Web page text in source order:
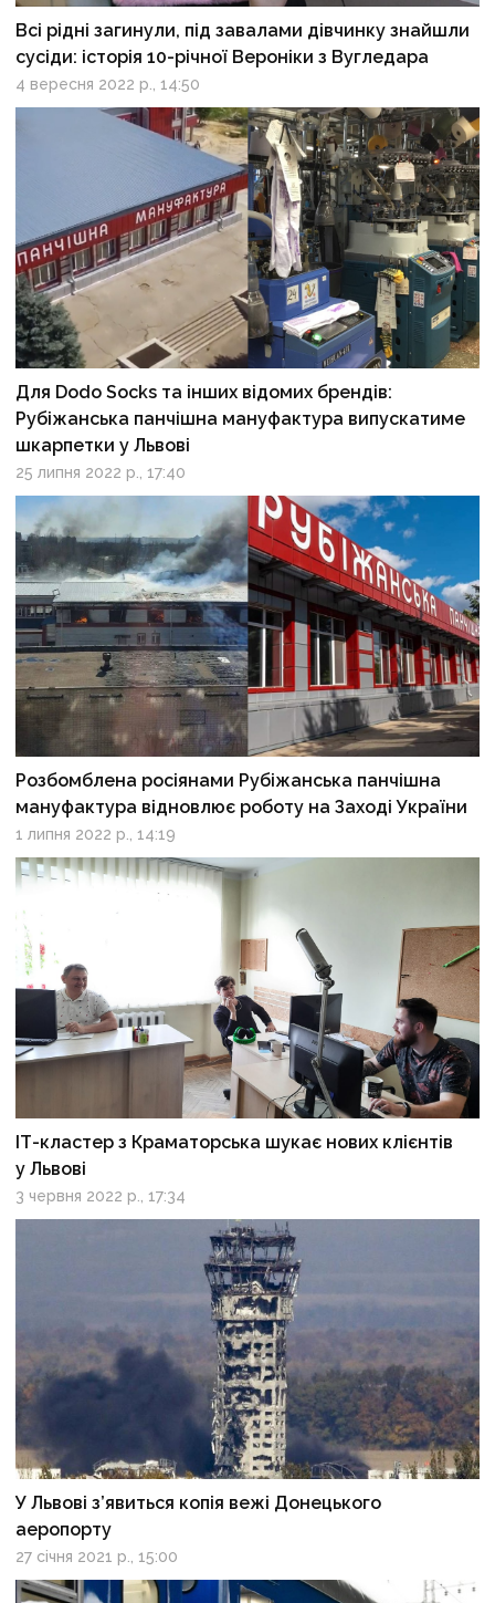
Всі рідні загинули, під завалами дівчинку знайшли
сусіди: історія 10-річної Вероніки з Вугледара
4 вересня 2022 р., 14:50
Для Dodo Socks та інших відомих брендів:
Рубіжанська панчішна мануфактура випускатиме
шкарпетки у Львові
25 липня 2022 р., 17:40
Розбомблена росіянами Рубіжанська панчішна
мануфактура відновлює роботу на Заході України
1 липня 2022 р., 14:19
ІТ-кластер з Краматорська шукає нових клієнтів
у Львові
3 червня 2022 р., 17:34
У Львові з’явиться копія вежі Донецького
аеропорту
27 січня 2021 р., 15:00